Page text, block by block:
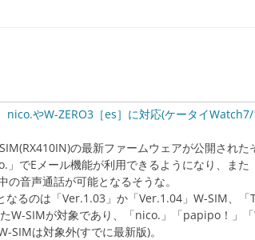
nico.やW-ZERO3［es］に対応(ケータイ
の最新ファームウェアが公開された
でEメール機能が利用できるようになり、また
音声通話が可能となるそうな。
るのは「Ver.1.03」か「Ver.1.04」W-SIM、「
たW-SIMが対象であり、「nico.」「papipo！」
SIMは対象外(すでに最新版)。